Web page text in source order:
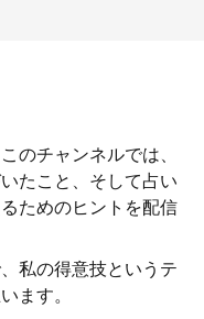
のチャンネルでは、
たこと、そして占い
ためのヒントを配信
私の得意技というテ
ます。